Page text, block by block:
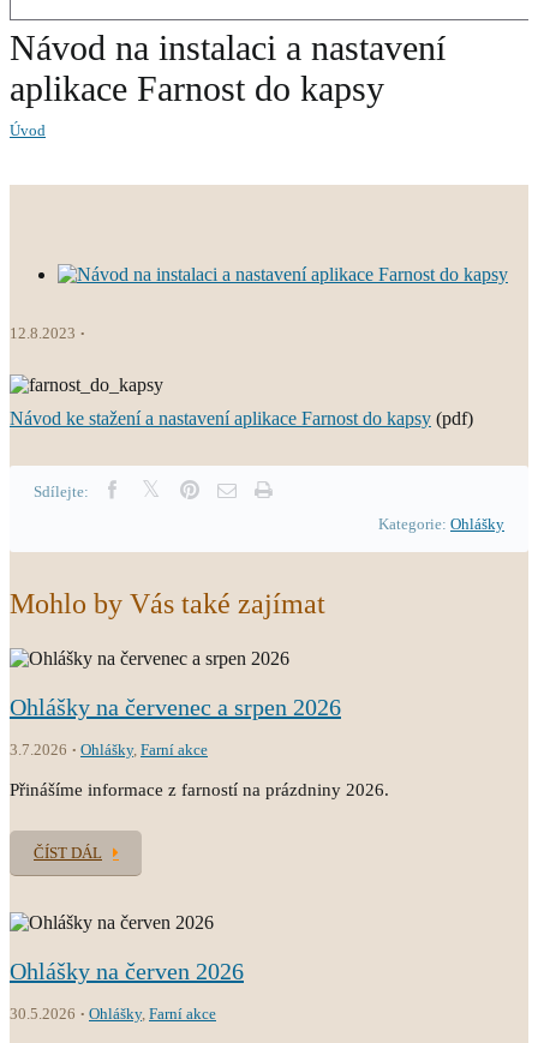
Návod na instalaci a nastavení
aplikace Farnost do kapsy
Úvod
12.8.2023
Návod ke stažení a nastavení aplikace Farnost do kapsy (pdf)
Sdílejte:
Kategorie: Ohlášky
Mohlo by Vás také zajímat
Ohlášky na červenec a srpen 2026
3.7.2026 Ohlášky, Farní akce
Přinášíme informace z farností na prázdniny 2026.
ČÍST DÁL
Ohlášky na červen 2026
30.5.2026 Ohlášky, Farní akce